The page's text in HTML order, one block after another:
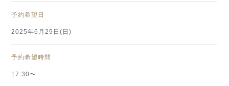
予約希望日
2025年6月29日(日)
予約希望時間
17:30〜